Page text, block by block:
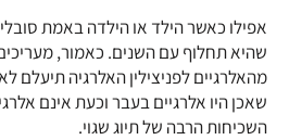
אפילו כאשר הילד או הילדה באמת
מהאלרגיים לפניצילין האלרגיה תיעלם
שאכן היו אלרגיים בעבר וכעת אינם
השכיחות הרבה של תיוג שגוי.